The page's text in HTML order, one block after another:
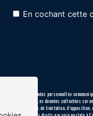
En cochant cette
** Les données personnelles
message. Les données collectées
portabilité, de limitation,